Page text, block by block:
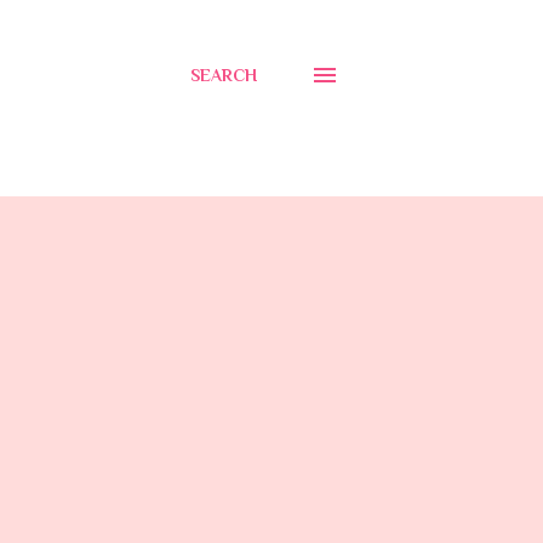
SEARCH